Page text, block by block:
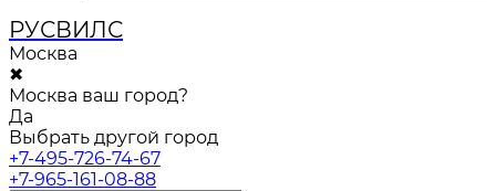
РУСВИЛС
Москва
✖
Москва ваш город?
Да
Выбрать другой город
+7-495-726-74-67
+7-965-161-08-88